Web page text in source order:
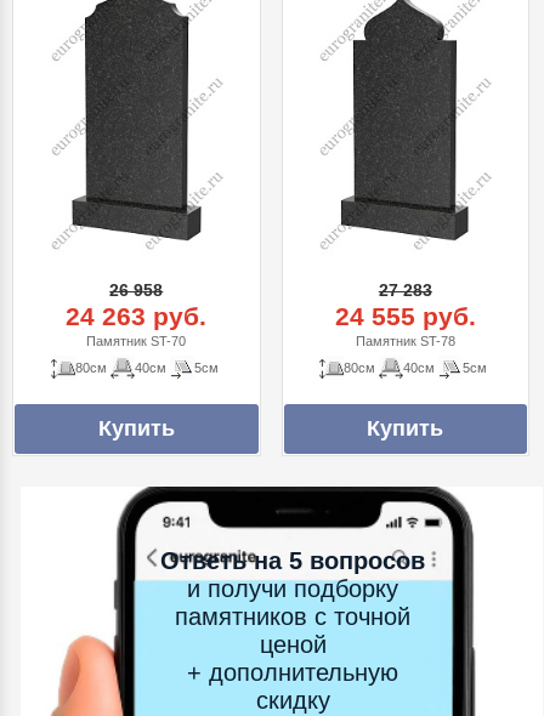
26 958
24 263 руб.
Памятник ST-70
80см
40см 5см
27 283
24 555 руб.
Памятник ST-78
80см
40см 5см
Ответь на 5 вопросов
и получи подборку
памятников с точной
ценой
+ дополнительную
скидку